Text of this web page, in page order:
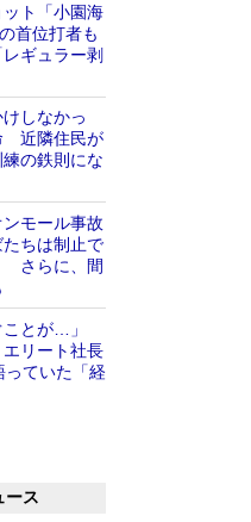
ット「小園海
首位打者も
ギュラー剥
しなかっ
近隣住民が
の鉄則にな
モール事故
ちは制止で
さらに、間
ことが…」
リート社長
ていた「経
ース